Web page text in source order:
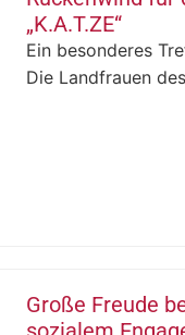
„K.A.T.ZE“
Ein besonderes
Die Landfrauen
Große Freude